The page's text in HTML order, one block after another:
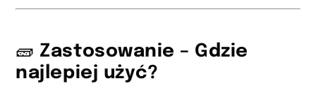
🧱 Zastosowanie – Gdzie
najlepiej użyć?